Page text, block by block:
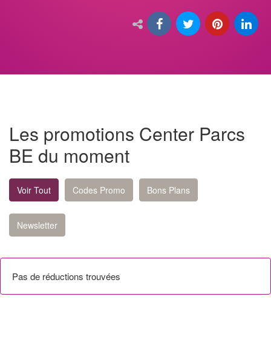
Les promotions Center Parcs
BE du moment
Voir Tout Codes Promo Bons Plans
Newsletter
Pas de réductions trouvées